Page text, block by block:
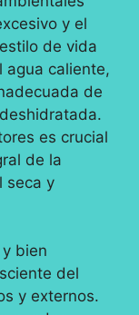
y el
de vida
agua caliente,
de
es crucial
de la
seca y
bien
del
y externos.